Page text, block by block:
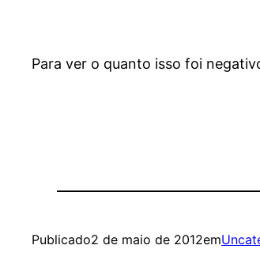
Para ver o quanto isso foi
Publicado2 de maio de 2012em